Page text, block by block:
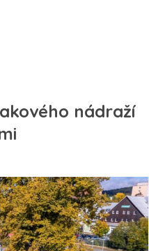
nádraží